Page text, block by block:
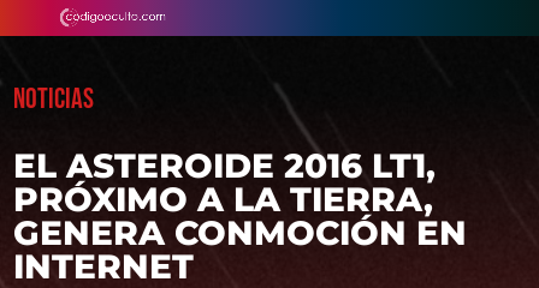
NOTICIAS
EL ASTEROIDE 2016 LT1,
PRÓXIMO A LA TIERRA,
GENERA CONMOCIÓN EN
INTERNET